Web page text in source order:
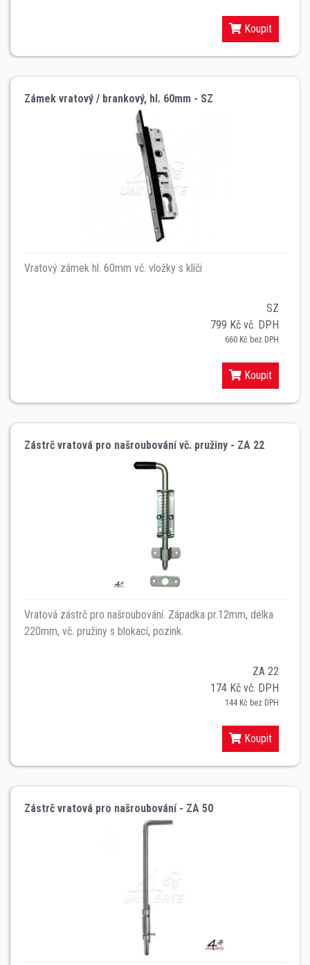
Koupit
Zámek vratový / brankový, hl. 60mm - SZ
Vratový zámek hl. 60mm vč. vložky s klíči
SZ
799 Kč vč. DPH
660 Kč bez DPH
Koupit
Zástrč vratová pro našroubování vč. pružiny - ZA 22
Vratová zástrč pro našroubování. Západka pr.12mm, délka
220mm, vč. pružiny s blokací, pozink.
ZA 22
174 Kč vč. DPH
144 Kč bez DPH
Koupit
Zástrč vratová pro našroubování - ZA 50